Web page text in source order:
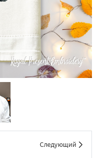
Следующий